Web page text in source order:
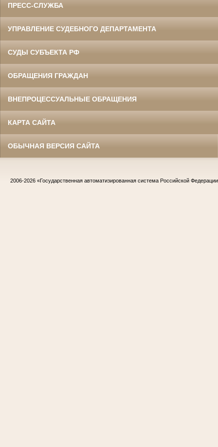
ПРЕСС-СЛУЖБА
УПРАВЛЕНИЕ СУДЕБНОГО ДЕПАРТАМЕНТА
СУДЫ СУБЪЕКТА РФ
ОБРАЩЕНИЯ ГРАЖДАН
ВНЕПРОЦЕССУАЛЬНЫЕ ОБРАЩЕНИЯ
КАРТА САЙТА
ОБЫЧНАЯ ВЕРСИЯ САЙТА
2006-2026 «Государственная автоматизированная система Российской